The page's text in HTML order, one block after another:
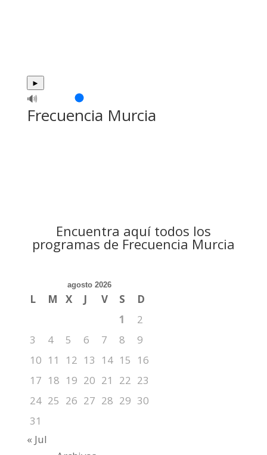
►
🔊
Frecuencia Murcia
Encuentra aquí todos los
programas de Frecuencia Murcia
agosto 2026
L M X J V S
D
1
2
3
4 5 6 7 8
9
10 11 12 13 14 15
16
17 18 19 20 21 22 23
24 25 26 27 28 29 30
31
« Jul